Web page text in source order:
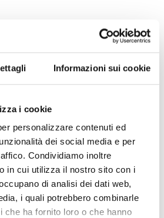
Informazioni sui cookie
i cookie
personalizzare contenuti ed
dei social media e per
Condividiamo inoltre
in cui utilizza il nostro sito con i
di analisi dei dati web,
i quali potrebbero combinarle
che ha fornito loro o che hanno